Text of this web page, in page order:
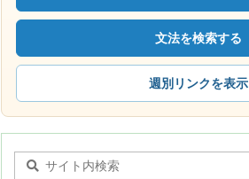
文法を検索する
週別リンクを表示